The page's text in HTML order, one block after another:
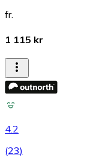
fr.
1 115 kr
4.2
(23)